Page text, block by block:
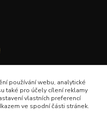
používání webu, analytické
také pro účely cílení reklamy
vlastních preferencí
ve spodní části stránek.